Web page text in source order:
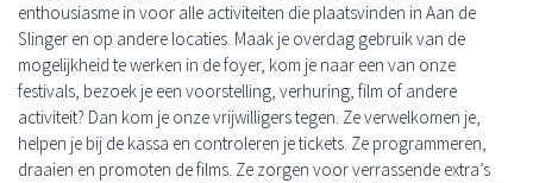
enthousiasme in voor alle activiteiten die plaatsvinden in Aan de
Slinger en op andere locaties. Maak je overdag gebruik van de
mogelijkheid te werken in de foyer, kom je naar een van onze
festivals, bezoek je een voorstelling, verhuring, film of andere
activiteit? Dan kom je onze vrijwilligers tegen. Ze verwelkomen je,
helpen je bij de kassa en controleren je tickets. Ze programmeren,
draaien en promoten de films. Ze zorgen voor verrassende extra’s